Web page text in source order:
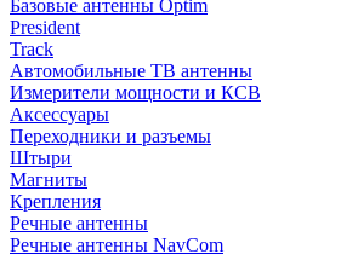
Базовые антенны Optim
President
Track
Автомобильные ТВ антенны
Измерители мощности и КСВ
Аксессуары
Переходники и разъемы
Штыри
Магниты
Крепления
Речные антенны
Речные антенны NavCom